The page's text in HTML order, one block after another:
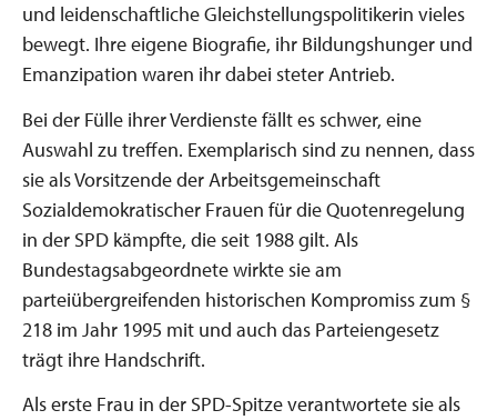
und leidenschaftliche Gleichstellungspolitikerin vieles
bewegt. Ihre eigene Biografie, ihr Bildungshunger und
Emanzipation waren ihr dabei steter Antrieb.
Bei der Fülle ihrer Verdienste fällt es schwer, eine
Auswahl zu treffen. Exemplarisch sind zu nennen, dass
sie als Vorsitzende der Arbeitsgemeinschaft
Sozialdemokratischer Frauen für die Quotenregelung
in der SPD kämpfte, die seit 1988 gilt. Als
Bundestagsabgeordnete wirkte sie am
parteiübergreifenden historischen Kompromiss zum §
218 im Jahr 1995 mit und auch das Parteiengesetz
trägt ihre Handschrift.
Als erste Frau in der SPD-Spitze verantwortete sie als